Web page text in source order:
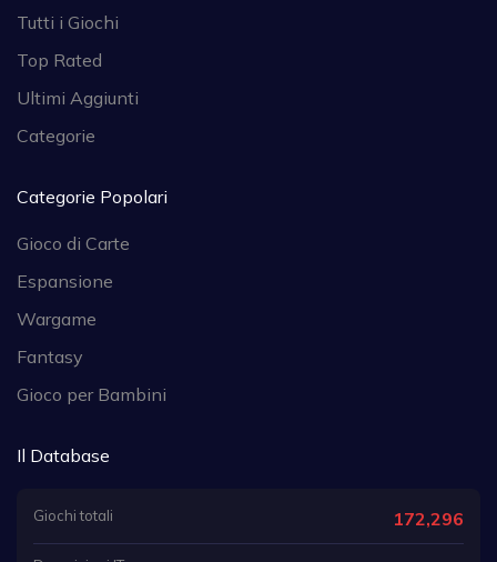
Tutti i Giochi
Top Rated
Ultimi Aggiunti
Categorie
Categorie Popolari
Gioco di Carte
Espansione
Wargame
Fantasy
Gioco per Bambini
Il Database
Giochi totali 172,296